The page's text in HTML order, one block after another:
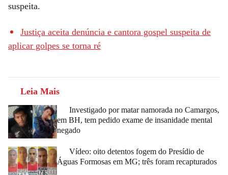
suspeita.
Justiça aceita denúncia e cantora gospel suspeita de
aplicar golpes se torna ré
Leia Mais
Investigado por matar namorada no Camargos,
em BH, tem pedido exame de insanidade mental
negado
Vídeo: oito detentos fogem do Presídio de
Águas Formosas em MG; três foram recapturados